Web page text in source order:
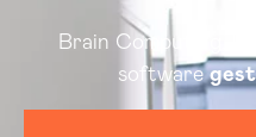
Brain Computing, la
software